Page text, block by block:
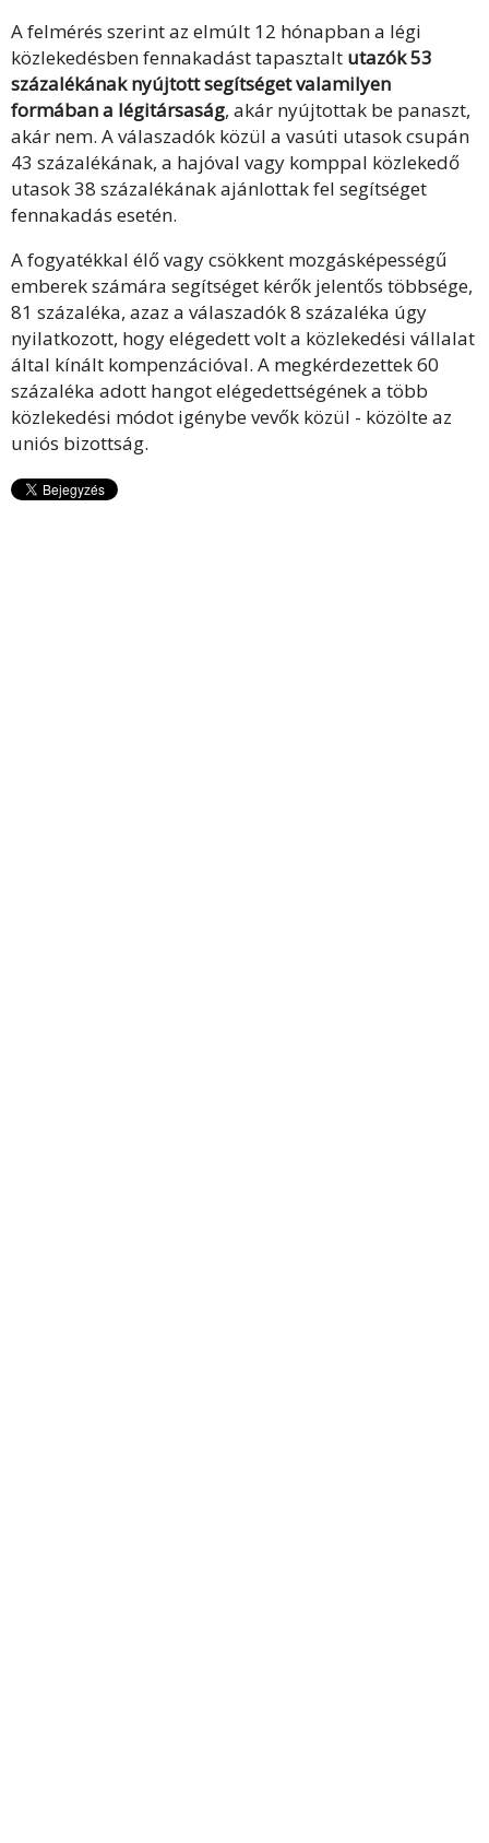
A felmérés szerint az elmúlt 12 hónapban a légi
közlekedésben fennakadást tapasztalt utazók 53
százalékának nyújtott segítséget valamilyen
formában a légitársaság, akár nyújtottak be panaszt,
akár nem. A válaszadók közül a vasúti utasok csupán
43 százalékának, a hajóval vagy komppal közlekedő
utasok 38 százalékának ajánlottak fel segítséget
fennakadás esetén.
A fogyatékkal élő vagy csökkent mozgásképességű
emberek számára segítséget kérők jelentős többsége,
81 százaléka, azaz a válaszadók 8 százaléka úgy
nyilatkozott, hogy elégedett volt a közlekedési vállalat
által kínált kompenzációval. A megkérdezettek 60
százaléka adott hangot elégedettségének a több
közlekedési módot igénybe vevők közül - közölte az
uniós bizottság.